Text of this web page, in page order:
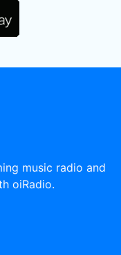
music radio and
oiRadio.